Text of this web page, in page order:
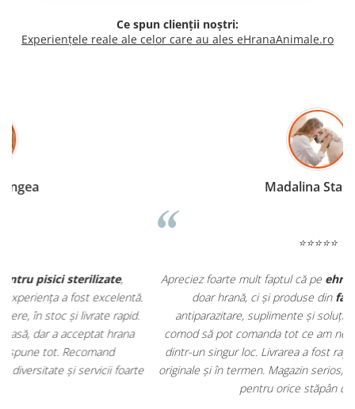
Ce spun clienții noștri:
Experiențele reale ale celor care au ales eHranaAnimale.ro
Apreciez foarte mult faptul că peehranaanimale.rogăsesc nu
doar hrană, ci și produse dinfarmacia veterinară:
antiparazitare, suplimente și soluții de îngrijire. Este foarte
comod să pot comanda tot ce am nevoie pentru animalul meu
dintr-un singur loc. Livrarea a fost rapidă, iar produsele au fost
originale și în termen. Magazin serios, bine organizat și foarte util
pentru orice stăpân de animale.